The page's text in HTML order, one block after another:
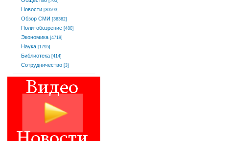
Новости [30593]
Обзор СМИ [36362]
Политобозрение [480]
Экономика [4719]
Наука [1795]
Библиотека [414]
Сотрудничество [3]